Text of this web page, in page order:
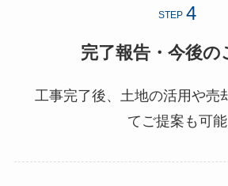
STEP
完了報告・今後の
工事完了後、土地の活用や売
てご提案も可能